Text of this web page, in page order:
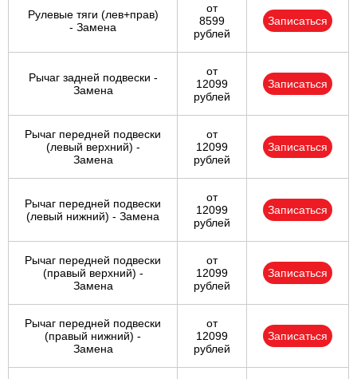
Рулевые тяги (лев+прав)
- Замена
от
8599
рублей
Записаться
Рычаг задней подвески -
Замена
от
12099
рублей
Записаться
Рычаг передней подвески
(левый верхний) -
Замена
от
12099
рублей
Записаться
Рычаг передней подвески
(левый нижний) - Замена
от
12099
рублей
Записаться
Рычаг передней подвески
(правый верхний) -
Замена
от
12099
рублей
Записаться
Рычаг передней подвески
(правый нижний) -
Замена
от
12099
рублей
Записаться